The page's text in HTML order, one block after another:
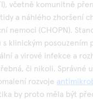
včetně komunitně
a náhlého zhoršení
nemoci (CHOPN).
s klinickým posouzením
a virové infekce a
či nikoli. Správné
rozvoje
by proto měla být